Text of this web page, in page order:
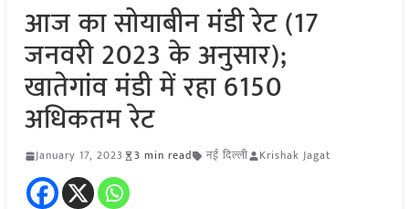
आज का सोयाबीन मंडी रेट (17
जनवरी 2023 के अनुसार);
खातेगांव मंडी में रहा 6150
अधिकतम रेट
January 17, 2023 3 min read नई दिल्ली Krishak Jagat